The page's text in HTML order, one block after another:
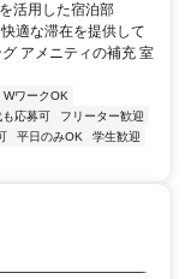
活用した宿泊部
適な滞在を提供して
アメニティの補充 室
WワークOK
応募可
フリーター歓迎
平日のみOK
学生歓迎